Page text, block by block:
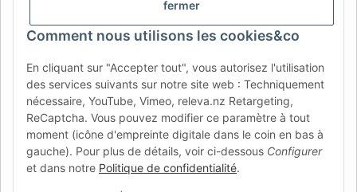
fermer
Comment nous utilisons les cookies&co
En cliquant sur "Accepter tout", vous autorisez l'utilisation
des services suivants sur notre site web : Techniquement
nécessaire, YouTube, Vimeo, releva.nz Retargeting,
ReCaptcha. Vous pouvez modifier ce paramètre à tout
moment (icône d'empreinte digitale dans le coin en bas à
gauche). Pour plus de détails, voir ci-dessous Configurer
et dans notre Politique de confidentialité.
RO HR
AFATEK France| Votre spécialiste en pièces détachées pour
remorques
Conseil technique :moc.ketafa@ofni| TVA (DE) :
DE354251646
Offre pour les professionnels : achats intracommunautaires HT
(VIES) disponibles.